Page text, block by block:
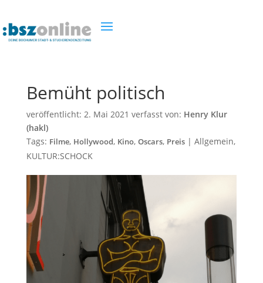
Bemüht politisch
veröffentlicht: 2. Mai 2021 verfasst von: Henry Klur
(hakl)
Tags: Filme, Hollywood, Kino, Oscars, Preis| Allgemein,
KULTUR:SCHOCK